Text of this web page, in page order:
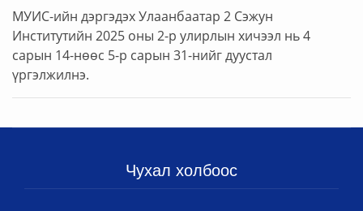
МУИС-ийн дэргэдэх Улаанбаатар 2 Сэжун
Институтийн 2025 оны 2-р улирлын хичээл нь 4
сарын 14-нөөс 5-р сарын 31-нийг дуустал
үргэлжилнэ.
Чухал холбоос